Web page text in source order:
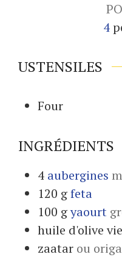
4
USTENSILES
Four
INGRÉDIENTS
4 aubergines
120 gfeta
100 gyaourt
huile d'olive
zaatar ou